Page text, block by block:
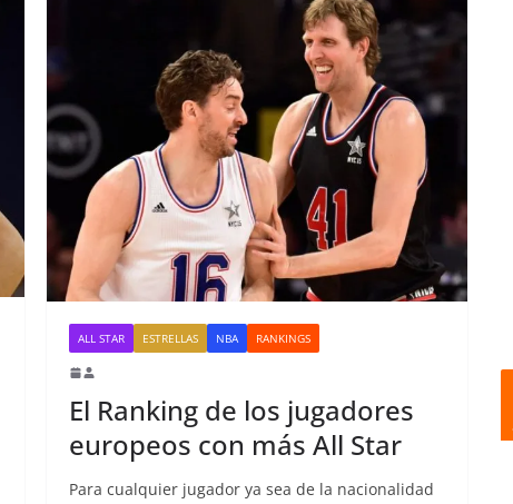
ALL STAR ESTRELLAS NBA RANKINGS
El Ranking de los jugadores
europeos con más All Star
Para cualquier jugador ya sea de la nacionalidad